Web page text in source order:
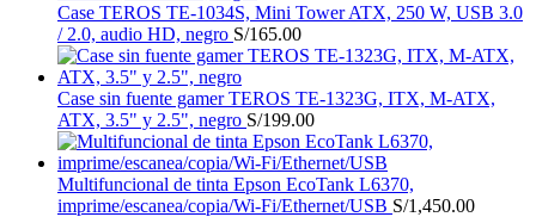
Case TEROS TE-1034S, Mini Tower ATX, 250 W, USB 3.0
/ 2.0, audio HD, negro S/165.00
Case sin fuente gamer TEROS TE-1323G, ITX, M-ATX,
ATX, 3.5" y 2.5", negro S/199.00
Multifuncional de tinta Epson EcoTank L6370,
imprime/escanea/copia/Wi-Fi/Ethernet/USB S/1,450.00